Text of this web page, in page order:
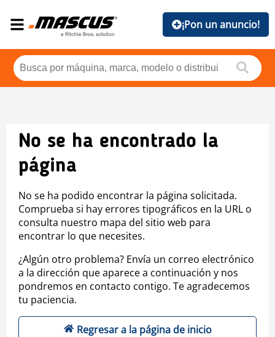
¡Pon un anuncio!
No se ha encontrado la
página
No se ha podido encontrar la página solicitada.
Comprueba si hay errores tipográficos en la URL o
consulta nuestro mapa del sitio web para
encontrar lo que necesites.
¿Algún otro problema? Envía un correo electrónico
a la dirección que aparece a continuación y nos
pondremos en contacto contigo. Te agradecemos
tu paciencia.
Regresar a la página de inicio